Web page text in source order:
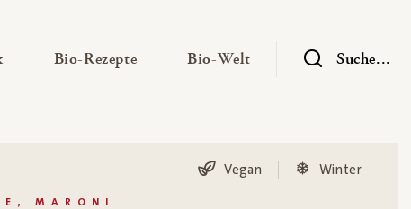
— Untermenü ausklappen
Bio-Rezepte— Untermenü ausklappen
Bio-Welt — UntermenüSuche...
MARONI
Vegan Winter